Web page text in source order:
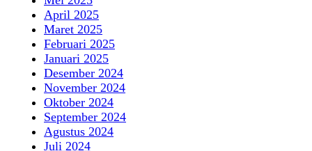
April 2025
Maret 2025
Februari 2025
Januari 2025
Desember 2024
November 2024
Oktober 2024
September 2024
Agustus 2024
Juli 2024